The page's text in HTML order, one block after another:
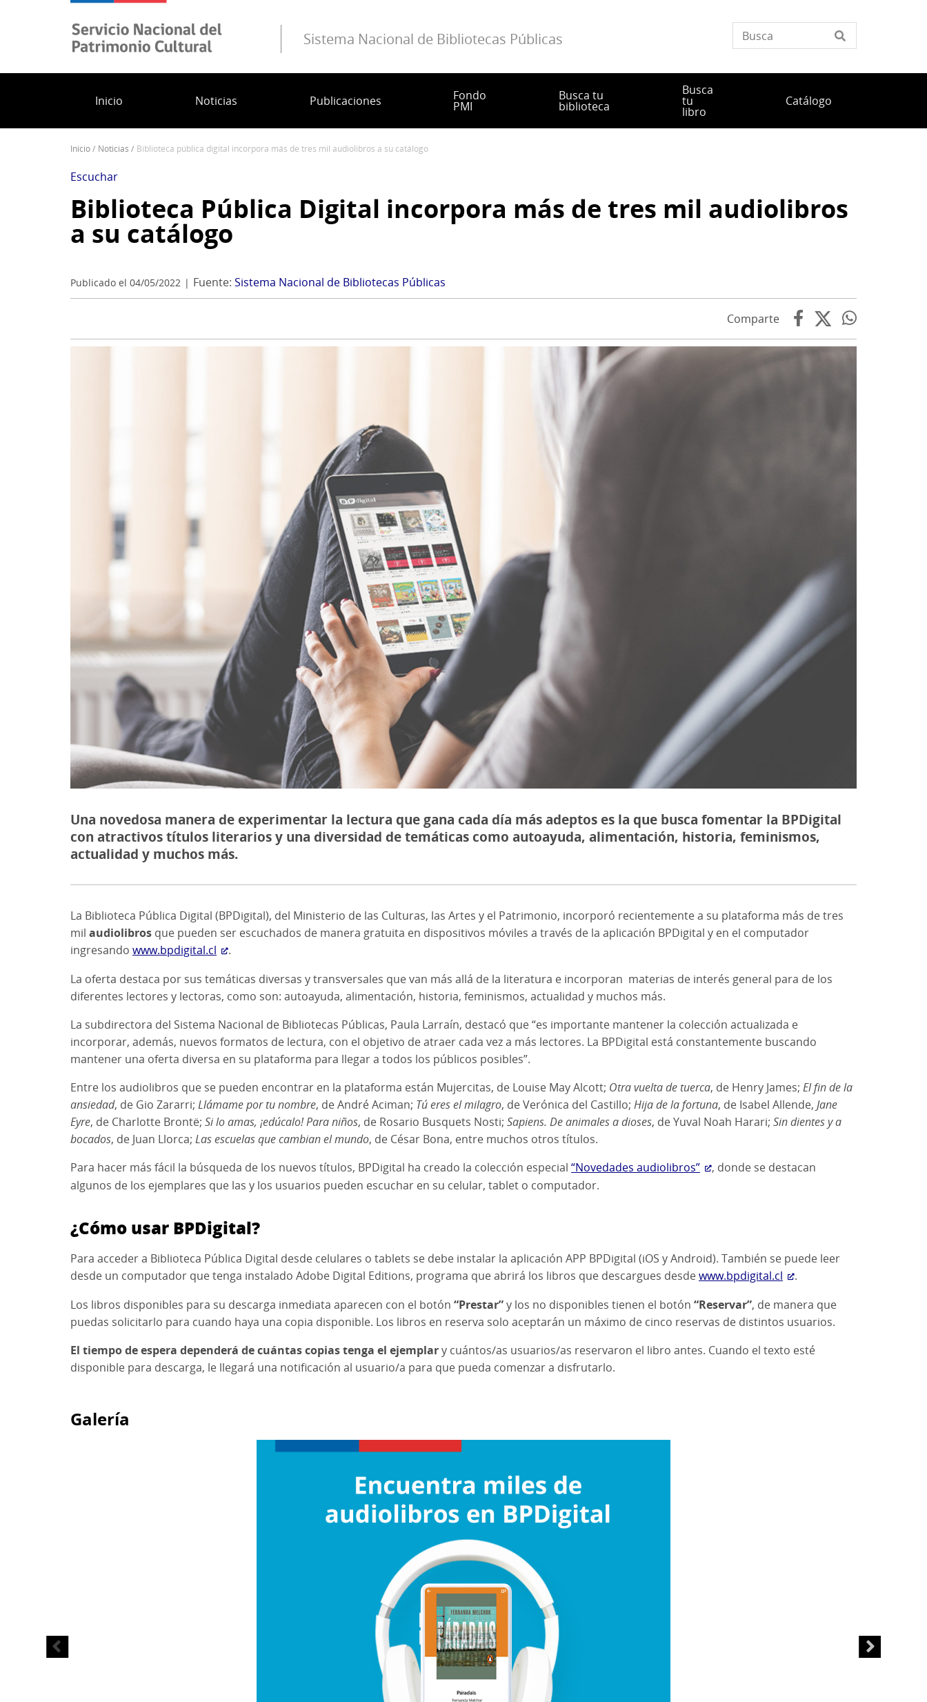
Sistema Nacional de Bibliotecas Públicas
Inicio Noticias Publicaciones Fondo
PMI
Busca tu
biblioteca
Busca
tu
libro
Catálogo
enlaces
de
ayuda
a
la
inicio noticias biblioteca pública digital incorpora más de tres mil audiolibros a su catálogo
Escuchar
Biblioteca Pública Digital incorpora más de tres mil audiolibros
a su catálogo
Publicado el 04/05/2022 Fuente: Sistema Nacional de Bibliotecas Públicas
Comparte
Una novedosa manera de experimentar la lectura que gana cada día más adeptos es la que busca fomentar la BPDigital
con atractivos títulos literarios y una diversidad de temáticas como autoayuda, alimentación, historia, feminismos,
actualidad y muchos más.
La Biblioteca Pública Digital (BPDigital), del Ministerio de las Culturas, las Artes y el Patrimonio, incorporó recientemente a su plataforma más de tres
mil audiolibros que pueden ser escuchados de manera gratuita en dispositivos móviles a través de la aplicación BPDigital y en el computador
ingresando www.bpdigital.cl
.
La oferta destaca por sus temáticas diversas y transversales que van más allá de la literatura e incorporan materias de interés general para de los
diferentes lectores y lectoras, como son: autoayuda, alimentación, historia, feminismos, actualidad y muchos más.
La subdirectora del Sistema Nacional de Bibliotecas Públicas, Paula Larraín, destacó que “es importante mantener la colección actualizada e
incorporar, además, nuevos formatos de lectura, con el objetivo de atraer cada vez a más lectores. La BPDigital está constantemente buscando
mantener una oferta diversa en su plataforma para llegar a todos los públicos posibles”.
Entre los audiolibros que se pueden encontrar en la plataforma están Mujercitas, de Louise May Alcott; Otra vuelta de tuerca, de Henry James; El fin de la
ansiedad, de Gio Zararri; Llámame por tu nombre, de André Aciman; Tú eres el milagro, de Verónica del Castillo; Hija de la fortuna, de Isabel Allende, Jane
Eyre, de Charlotte Brontë; Si lo amas, ¡edúcalo! Para niños, de Rosario Busquets Nosti; Sapiens. De animales a dioses, de Yuval Noah Harari; Sin dientes y a
bocados, de Juan Llorca; Las escuelas que cambian el mundo, de César Bona, entre muchos otros títulos.
Para hacer más fácil la búsqueda de los nuevos títulos, BPDigital ha creado la colección especial “Novedades audiolibros”
, donde se destacan
algunos de los ejemplares que las y los usuarios pueden escuchar en su celular, tablet o computador.
¿Cómo usar BPDigital?
Para acceder a Biblioteca Pública Digital desde celulares o tablets se debe instalar la aplicación APP BPDigital (iOS y Android). También se puede leer
desde un computador que tenga instalado Adobe Digital Editions, programa que abrirá los libros que descargues desdewww.bpdigital.cl
.
Los libros disponibles para su descarga inmediata aparecen con el botón “Prestar”y los no disponibles tienen el botón “Reservar”, de manera que
puedas solicitarlo para cuando haya una copia disponible. Los libros en reserva solo aceptarán un máximo de cinco reservas de distintos usuarios.
El tiempo de espera dependerá de cuántas copias tenga el ejemplary cuántos/as usuarios/as reservaron el libro antes. Cuando el texto esté
disponible para descarga, le llegará una notificación al usuario/a para que pueda comenzar a disfrutarlo.
Galería